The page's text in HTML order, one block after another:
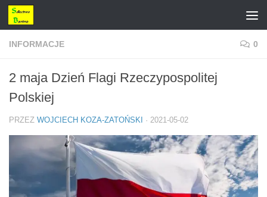
Przejdź do treści
INFORMACJE 0
2 maja Dzień Flagi Rzeczypospolitej
Polskiej
PRZEZ WOJCIECH KOZA-ZATOŃSKI · 2021-05-02